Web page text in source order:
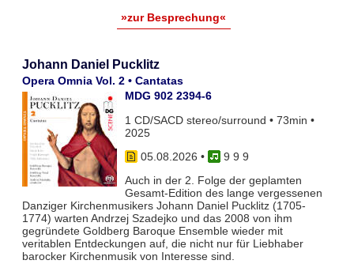
»zur Besprechung«
Johann Daniel Pucklitz
Opera Omnia Vol. 2 • Cantatas
MDG 902 2394-6
1 CD/SACD stereo/surround • 73min •
2025
05.08.2026 •
9 9 9
Auch in der 2. Folge der geplamten
Gesamt-Edition des lange vergessenen
Danziger Kirchenmusikers Johann Daniel Pucklitz (1705-
1774) warten Andrzej Szadejko und das 2008 von ihm
gegründete Goldberg Baroque Ensemble wieder mit
veritablen Entdeckungen auf, die nicht nur für Liebhaber
barocker Kirchenmusik von Interesse sind.